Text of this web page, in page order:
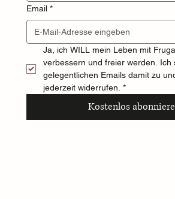
Email *
Ja, ich WILL mein Leben mit
verbessern und freier werden. Ich
gelegentlichen Emails damit zu
jederzeit widerrufen. *
Kostenlos